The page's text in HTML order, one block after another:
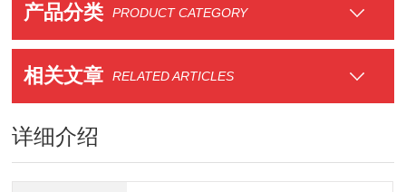
产品分类 PRODUCT CATEGORY
相关文章 RELATED ARTICLES
详细介绍